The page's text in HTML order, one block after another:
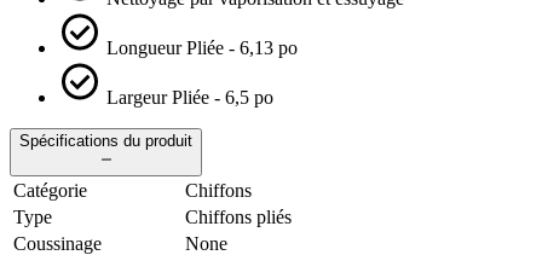
Longueur Pliée - 6,13 po
Largeur Pliée - 6,5 po
Spécifications du produit
Catégorie
Chiffons
Type
Chiffons pliés
Coussinage
None